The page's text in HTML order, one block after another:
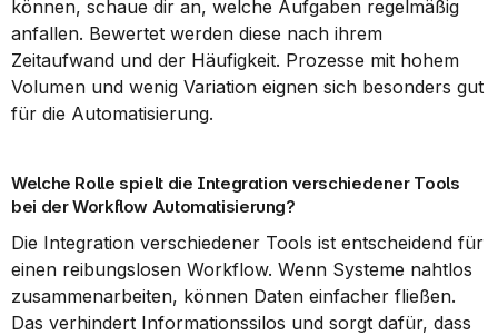
können, schaue dir an, welche Aufgaben regelmäßig
anfallen. Bewertet werden diese nach ihrem
Zeitaufwand und der Häufigkeit. Prozesse mit hohem
Volumen und wenig Variation eignen sich besonders gut
für die Automatisierung.
Welche Rolle spielt die Integration verschiedener Tools
bei der Workflow Automatisierung?
Die Integration verschiedener Tools ist entscheidend für
einen reibungslosen Workflow. Wenn Systeme nahtlos
zusammenarbeiten, können Daten einfacher fließen.
Das verhindert Informationssilos und sorgt dafür, dass